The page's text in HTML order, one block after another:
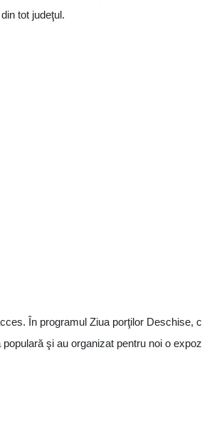
tot judeţul.
În programul Ziua porţilor Deschise,
şi au organizat pentru noi o